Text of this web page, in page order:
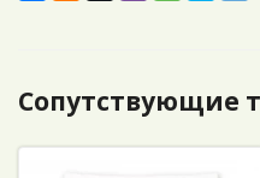
Сопутствующие